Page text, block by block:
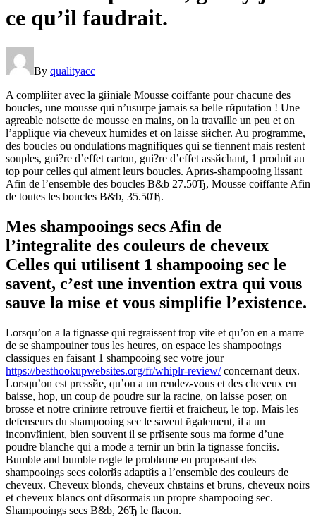
ce qu’il faudrait.
By qualityacc
A complйter avec la gйniale Mousse coiffante pour chacune des
boucles, une mousse qui n’usurpe jamais sa belle rйputation ! Une
agreable noisette de mousse en mains, on la travaille un peu et on
l’applique via cheveux humides et on laisse sйcher. Au programme,
des boucles ou ondulations magnifiques qui se tiennent mais restent
souples, gui?re d’effet carton, gui?re d’effet assйchant, 1 produit au
top pour celles qui aiment leurs boucles. Aprиs-shampooing lissant
Afin de l’ensemble des boucles B&b 27.50Ђ, Mousse coiffante Afin
de toutes les boucles B&b, 35.50Ђ.
Mes shampooings secs Afin de
l’integralite des couleurs de cheveux
Celles qui utilisent 1 shampooing sec le
savent, c’est une invention extra qui vous
sauve la mise et vous simplifie l’existence.
Lorsqu’on a la tignasse qui regraissent trop vite et qu’on en a marre
de se shampouiner tous les heures, on espace les shampooings
classiques en faisant 1 shampooing sec votre jour
https://besthookupwebsites.org/fr/whiplr-review/concernant deux.
Lorsqu’on est pressйe, qu’on a un rendez-vous et des cheveux en
baisse, hop, un coup de poudre sur la racine, on laisse poser, on
brosse et notre criniиre retrouve fiertй et fraicheur, le top. Mais les
defenseurs du shampooing sec le savent йgalement, il a un
inconvйnient, bien souvent il se prйsente sous ma forme d’une
poudre blanche qui a mode а ternir un brin la tignasse foncйs.
Bumble and bumble rиgle le problиme en proposant des
shampooings secs colorйs adaptйs а l’ensemble des couleurs de
cheveux. Cheveux blonds, cheveux chвtains et bruns, cheveux noirs
et cheveux blancs ont dйsormais un propre shampooing sec.
Shampooings secs B&b, 26Ђ le flacon.